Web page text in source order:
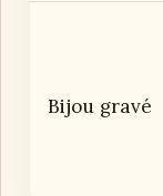
Bijou gravé